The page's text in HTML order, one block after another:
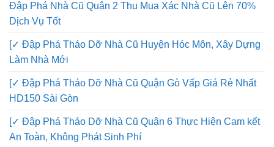
Đập Phá Nhà Cũ Quận 2 Thu Mua Xác Nhà Cũ Lên 70%
Dịch Vụ Tốt
[✓ Đập Phá Tháo Dỡ Nhà Cũ Huyện Hóc Môn, Xây Dựng
Làm Nhà Mới
[✓ Đập Phá Tháo Dỡ Nhà Cũ Quận Gò Vấp Giá Rẻ Nhất
HD150 Sài Gòn
[✓ Đập Phá Tháo Dỡ Nhà Cũ Quận 6 Thực Hiện Cam kết
An Toàn, Không Phát Sinh Phí